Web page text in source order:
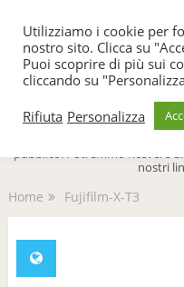
Menu
pubblico. Potremmo ricevere
nostri
Home Fujifilm-X-T3
Utilizziamo i cookie per
nostro sito. Clicca su
Puoi scoprire di più sui
cliccando su
Rifiuta Personalizza